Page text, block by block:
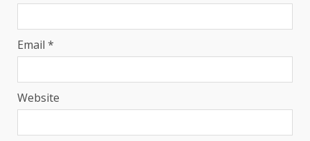
Email *
Website